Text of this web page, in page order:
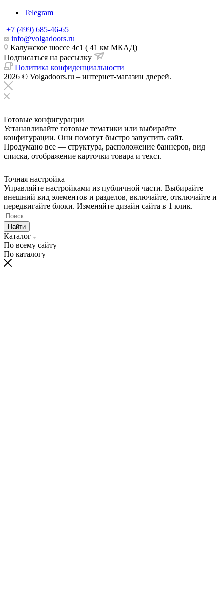
Telegram
+7 (499) 685-46-65
info@volgadoors.ru
Калужское шоссе 4с1 ( 41 км МКАД)
Подписаться на рассылку
Политика конфиденциальности
2026 © Volgadoors.ru – интернет-магазин дверей.
Готовые конфигурации
Устанавливайте готовые тематики или выбирайте
конфигурации. Они помогут быстро запустить сайт.
Продумано все — структура, расположение баннеров, вид
списка, отображение карточки товара и текст.
Точная настройка
Управляйте настройками из публичной части. Выбирайте
внешний вид элементов и разделов, включайте, отключайте и
передвигайте блоки. Изменяйте дизайн сайта в 1 клик.
Найти
Каталог
По всему сайту
По каталогу